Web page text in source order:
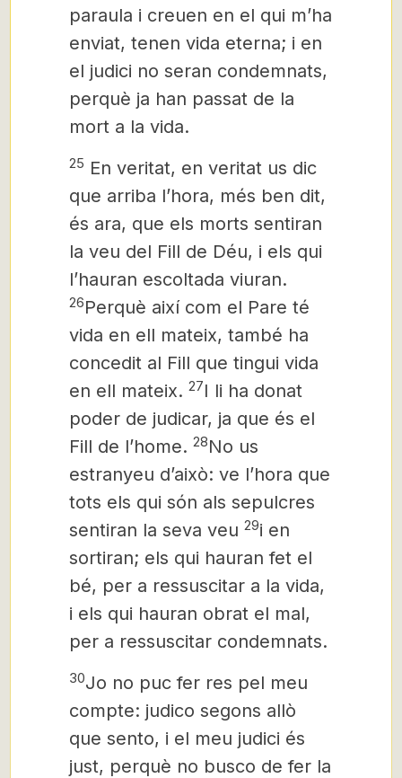
paraula i creuen en el qui m’ha
enviat, tenen vida eterna; i en
el judici no seran condemnats,
perquè ja han passat de la
mort a la vida.
25 En veritat, en veritat us dic
que arriba l’hora, més ben dit,
és ara, que els morts sentiran
la veu del Fill de Déu, i els qui
l’hauran escoltada viuran.
26Perquè així com el Pare té
vida en ell mateix, també ha
concedit al Fill que tingui vida
en ell mateix. 27I li ha donat
poder de judicar, ja que és el
Fill de l’home. 28No us
estranyeu d’això: ve l’hora que
tots els qui són als sepulcres
sentiran la seva veu 29i en
sortiran; els qui hauran fet el
bé, per a ressuscitar a la vida,
i els qui hauran obrat el mal,
per a ressuscitar condemnats.
30Jo no puc fer res pel meu
compte: judico segons allò
que sento, i el meu judici és
just, perquè no busco de fer la